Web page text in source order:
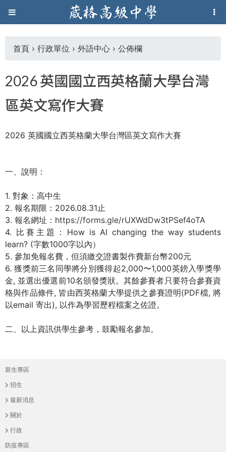
Jump to navigation
葳
格
高
級
葳
國
際．
國
際
葳
格。
培
養
具
國
移
的
世
公
民。
WAGOR
TODAY
在
這
裡
首頁 › 行政單位 › 外語中心 › 公佈欄
2026 英國國立西英格蘭大學台灣
區英文寫作大賽
2026 英國國立西英格蘭大學台灣區英文寫作大賽
一、說明：
1. 對象：高中生
2. 報名期限：2026.08.31止
3. 報名網址： https://forms.gle/rUXWdDw3tPSef4oTA
4. 比賽主題：How is AI changing the way students
learn? (字數1000字以內）
5. 參加免報名費，但須繳交證書製作費新台幣200元
6. 獲獎前三名同學將分別獲得起2,000〜1,000英鎊入學獎學
金, 並選出優選前10名頒發獎狀。其餘參賽者只要符合參賽資
格與作品條件, 皆由西英格蘭大學提供之參賽證明(PDF檔, 將
以email 寄出), 以作為學習歷程檔案之佐證。
二、以上資訊供學生參考，鼓勵報名參加。
主
選
單
新生專區
招生
最新消息
關於
行政
防疫專區